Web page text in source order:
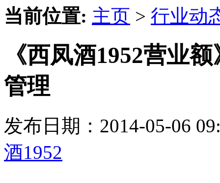
当前位置: 主页 > 行业动
《西凤酒1952营业
管理
发布日期：2014-05-06
酒1952